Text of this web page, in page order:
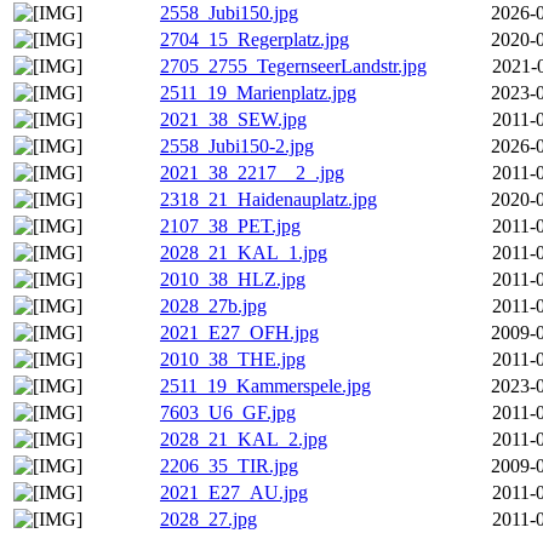
2558_Jubi150.jpg
2026-
2704_15_Regerplatz.jpg
2020-
2705_2755_TegernseerLandstr.jpg
2021-
2511_19_Marienplatz.jpg
2023-
2021_38_SEW.jpg
2011-
2558_Jubi150-2.jpg
2026-
2021_38_2217__2_.jpg
2011-
2318_21_Haidenauplatz.jpg
2020-
2107_38_PET.jpg
2011-
2028_21_KAL_1.jpg
2011-
2010_38_HLZ.jpg
2011-
2028_27b.jpg
2011-
2021_E27_OFH.jpg
2009-
2010_38_THE.jpg
2011-
2511_19_Kammerspele.jpg
2023-
7603_U6_GF.jpg
2011-
2028_21_KAL_2.jpg
2011-
2206_35_TIR.jpg
2009-
2021_E27_AU.jpg
2011-
2028_27.jpg
2011-